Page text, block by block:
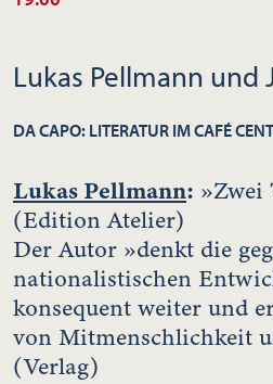
Lukas Pellmann
DA CAPO: LITERATUR IM CAFÉ
Lukas Pellmann: »Zwei
(Edition Atelier)
Der Autor »denkt die
nationalistischen
konsequent weiter und
von Mitmenschlichkeit
(Verlag)